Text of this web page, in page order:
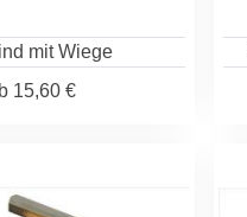
mit Wiege
15,60 €